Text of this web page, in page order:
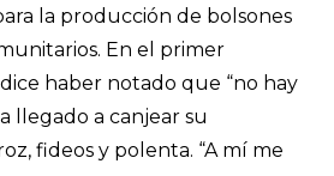
la producción de bolsones
En el primer
haber notado que “no hay
llegado a canjear su
fideos y polenta. “A mí me